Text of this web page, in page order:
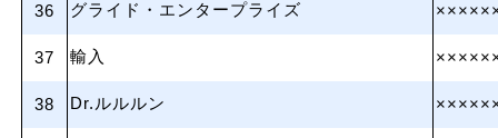
36 グライド・エンタープライズ
37 輸入
38 Dr.ルルルン